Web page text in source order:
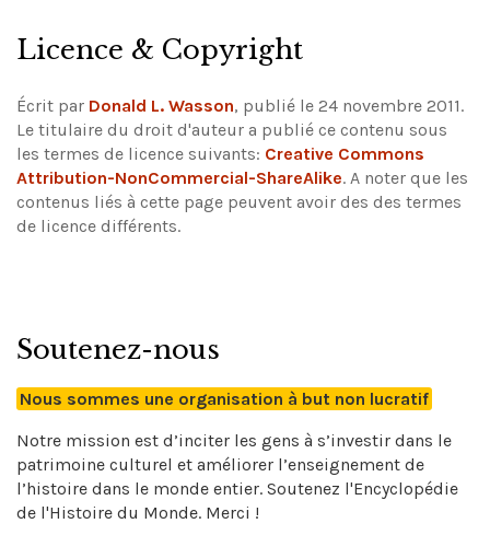
Licence & Copyright
Écrit par Donald L. Wasson, publié le 24 novembre 2011.
Le titulaire du droit d'auteur a publié ce contenu sous
les termes de licence suivants: Creative Commons
Attribution-NonCommercial-ShareAlike. A noter que les
contenus liés à cette page peuvent avoir des des termes
de licence différents.
Soutenez-nous
Nous sommes une organisation à but non lucratif
Notre mission est d’inciter les gens à s’investir dans le
patrimoine culturel et améliorer l’enseignement de
l’histoire dans le monde entier. Soutenez l'Encyclopédie
de l'Histoire du Monde. Merci !